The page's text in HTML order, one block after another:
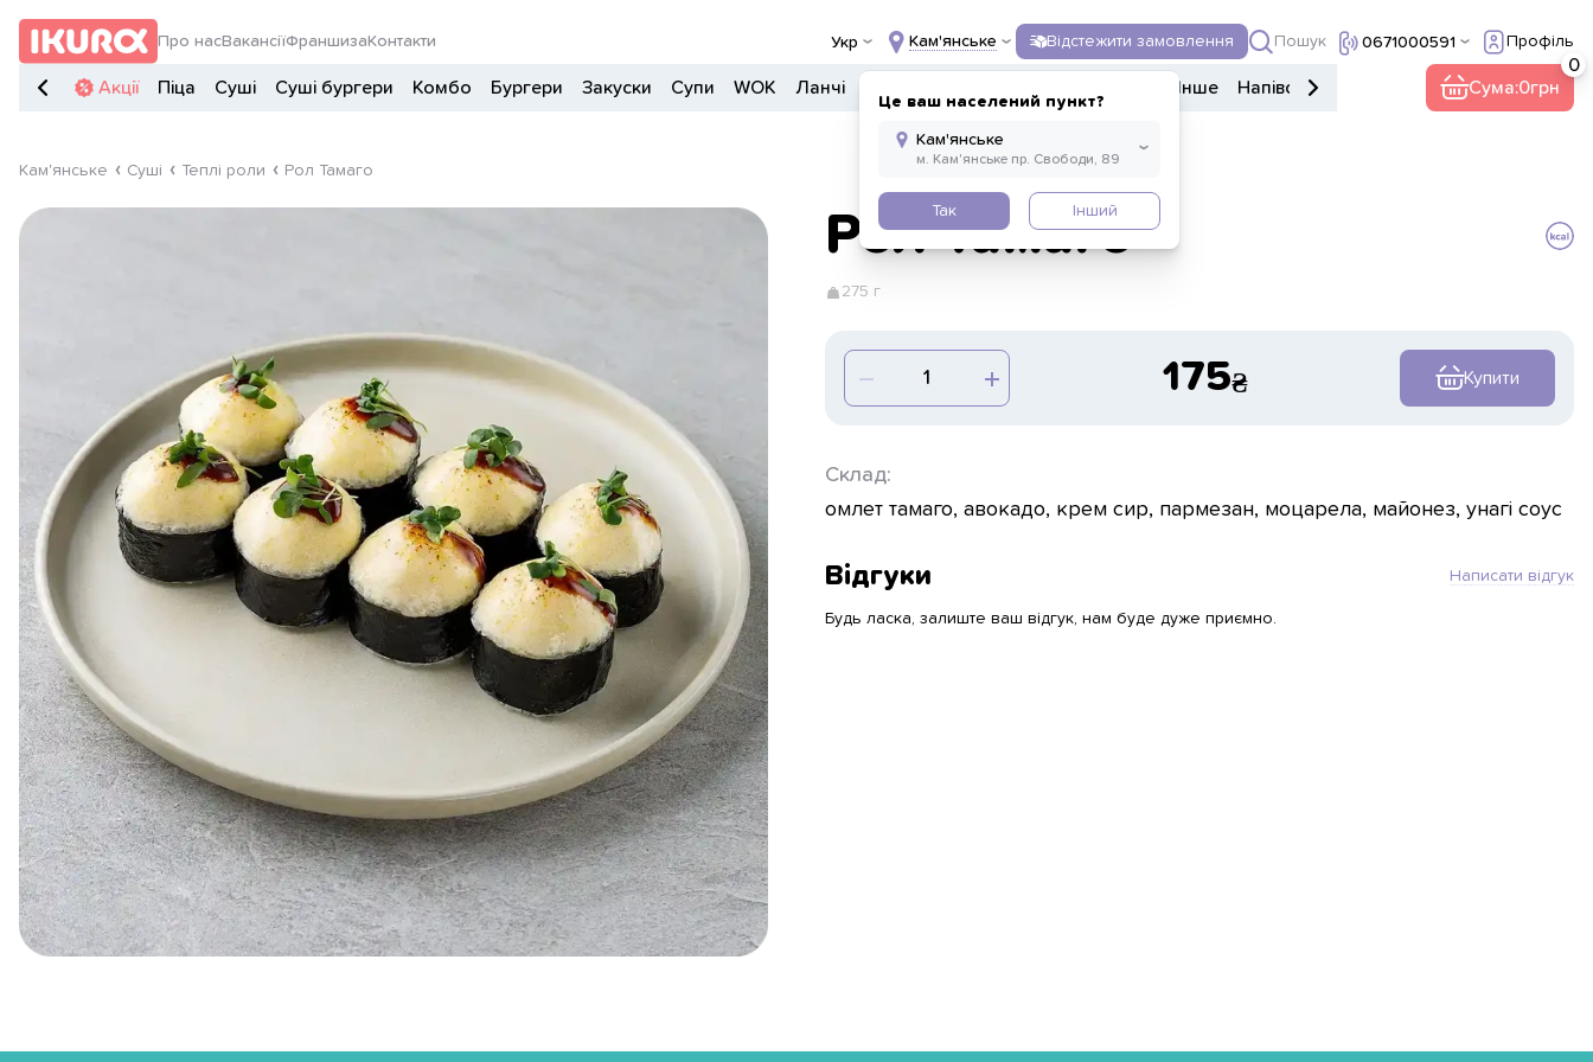
Про насВакансіїФраншиза Контакти Укр Кам'янське
Це ваш населений пункт?
Так Інший
Відстежити замовлення Пошук 0671000591 Профіль
Акції Піца Суші Суші бургери Комбо Бургери Закуски Супи WOK Ланчі Інше Напівфабрикати Food market
Сума:0
Кам'янське Суші Теплі роли Рол Тамаго
Рол Тамаго
275 г
175 Купити
Склад:
омлет тамаго, авокадо, крем сир, пармезан, моцарела, майонез, унагі соус
Відгуки Написати відгук
Будь ласка, залиште ваш відгук, нам буде дуже приємно.